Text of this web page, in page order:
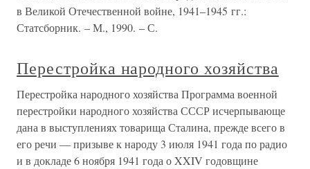
в Великой Отечественной войне, 1941–1945 гг.:
Статсборник. – М., 1990. – С.
Перестройка народного хозяйства
Перестройка народного хозяйства Программа военной
перестройки народного хозяйства СССР исчерпывающе
дана в выступлениях товарища Сталина, прежде всего в
его речи — призыве к народу 3 июля 1941 года по радио
и в докладе 6 ноября 1941 года о XXIV годовщине